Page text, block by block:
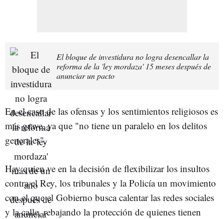
El bloque de investidura no logra desencallar la
reforma de la 'ley mordaza' 15 meses después de
anunciar un pacto
En el caso de las ofensas y los sentimientos religiosos es
más grave, ya que "no tiene un paralelo en los delitos
generales".
Hay quien ve en la decisión de flexibilizar los insultos
contra el Rey, los tribunales y la Policía un movimiento
con el que el Gobierno busca calentar las redes sociales
y la calle, rebajando la protección de quienes tienen